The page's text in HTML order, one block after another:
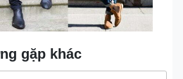
gặp khác